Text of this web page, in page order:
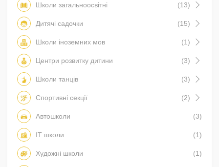
Школи загальноосвітні (13)
Дитячі садочки (15)
Школи іноземних мов (1)
Центри розвитку дитини (3)
Школи танців (3)
Спортивні секції (2)
Автошколи (3)
IT школи (1)
Художні школи (1)